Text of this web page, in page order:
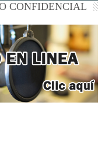
CONFIDENCIAL